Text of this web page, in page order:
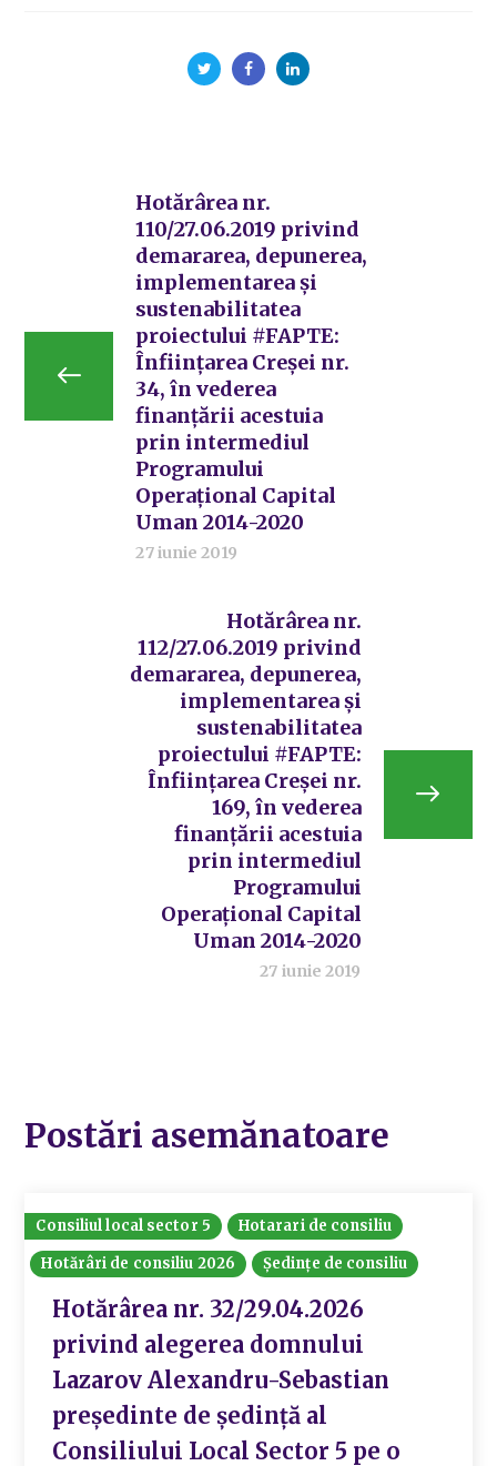
Hotărârea nr.
110/27.06.2019 privind
demararea, depunerea,
implementarea și
sustenabilitatea
proiectului #FAPTE:
Înființarea Creșei nr.
34, în vederea
finanțării acestuia
prin intermediul
Programului
Operațional Capital
Uman 2014-2020
27 iunie 2019
Hotărârea nr.
112/27.06.2019 privind
demararea, depunerea,
implementarea și
sustenabilitatea
proiectului #FAPTE:
Înființarea Creșei nr.
169, în vederea
finanțării acestuia
prin intermediul
Programului
Operațional Capital
Uman 2014-2020
27 iunie 2019
Postări asemănatoare
Consiliul local sector 5
Hotarari de consiliu
Hotărâri de consiliu 2026
Ședințe de consiliu
Hotărârea nr. 32/29.04.2026
privind alegerea domnului
Lazarov Alexandru-Sebastian
preşedinte de şedinţă al
Consiliului Local Sector 5 pe o